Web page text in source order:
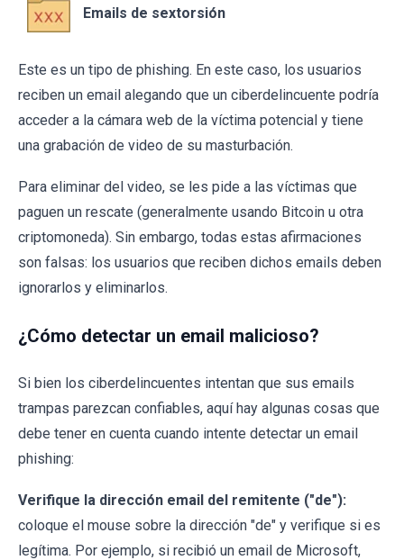
Emails de sextorsión
Este es un tipo de phishing. En este caso, los usuarios
reciben un email alegando que un ciberdelincuente podría
acceder a la cámara web de la víctima potencial y tiene
una grabación de video de su masturbación.
Para eliminar del video, se les pide a las víctimas que
paguen un rescate (generalmente usando Bitcoin u otra
criptomoneda). Sin embargo, todas estas afirmaciones
son falsas: los usuarios que reciben dichos emails deben
ignorarlos y eliminarlos.
¿Cómo detectar un email malicioso?
Si bien los ciberdelincuentes intentan que sus emails
trampas parezcan confiables, aquí hay algunas cosas que
debe tener en cuenta cuando intente detectar un email
phishing:
Verifique la dirección email del remitente ("de"):
coloque el mouse sobre la dirección "de" y verifique si es
legítima. Por ejemplo, si recibió un email de Microsoft,